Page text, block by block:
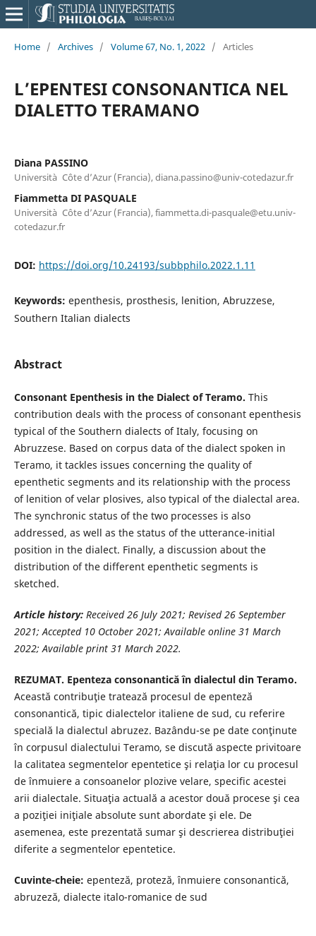
Home / Archives / Volume 67, No. 1, 2022 / Articles
L’EPENTESI CONSONANTICA NEL
DIALETTO TERAMANO
Diana PASSINO
Università Côte d’Azur (Francia), diana.passino@univ-cotedazur.fr
Fiammetta DI PASQUALE
Università Côte d’Azur (Francia), fiammetta.di-pasquale@etu.univ-
cotedazur.fr
DOI: https://doi.org/10.24193/subbphilo.2022.1.11
Keywords: epenthesis, prosthesis, lenition, Abruzzese,
Southern Italian dialects
Abstract
Consonant Epenthesis in the Dialect of Teramo. This
contribution deals with the process of consonant epenthesis
typical of the Southern dialects of Italy, focusing on
Abruzzese. Based on corpus data of the dialect spoken in
Teramo, it tackles issues concerning the quality of
epenthetic segments and its relationship with the process
of lenition of velar plosives, also typical of the dialectal area.
The synchronic status of the two processes is also
addressed, as well as the status of the utterance-initial
position in the dialect. Finally, a discussion about the
distribution of the different epenthetic segments is
sketched.
Article history:Received 26 July 2021; Revised 26 September
2021; Accepted 10 October 2021; Available online 31 March
2022; Available print 31 March 2022.
REZUMAT. Epenteza consonantică în dialectul din Teramo.
Această contribuţie tratează procesul de epenteză
consonantică, tipic dialectelor italiene de sud, cu referire
specială la dialectul abruzez. Bazându-se pe date conţinute
în corpusul dialectului Teramo, se discută aspecte privitoare
la calitatea segmentelor epentetice şi relaţia lor cu procesul
de înmuiere a consoanelor plozive velare, specific acestei
arii dialectale. Situaţia actuală a acestor două procese şi cea
a poziţiei iniţiale absolute sunt abordate şi ele. De
asemenea, este prezentată sumar şi descrierea distribuţiei
diferite a segmentelor epentetice.
Cuvinte-cheie: epenteză, proteză, înmuiere consonantică,
abruzeză, dialecte italo-romanice de sud